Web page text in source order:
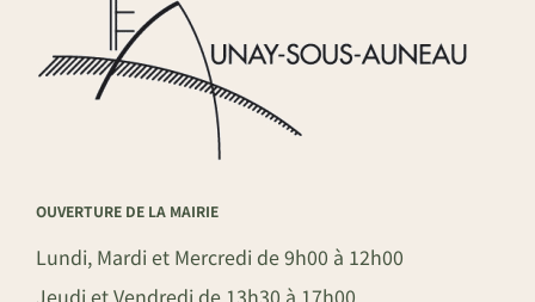
OUVERTURE DE LA MAIRIE
Lundi, Mardi et Mercredi de 9h00 à 12h00
Jeudi et Vendredi de 13h30 à 17h00